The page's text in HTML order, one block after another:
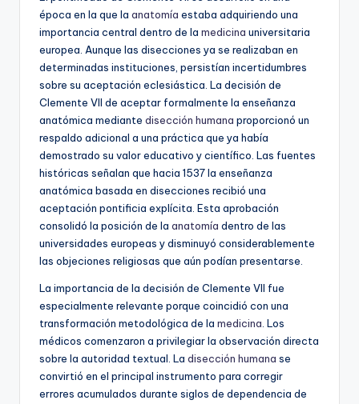
época en la que la anatomía estaba adquiriendo una
importancia central dentro de la medicina universitaria
europea. Aunque las disecciones ya se realizaban en
determinadas instituciones, persistían incertidumbres
sobre su aceptación eclesiástica. La decisión de
Clemente VII de aceptar formalmente la enseñanza
anatómica mediante disección humana proporcionó un
respaldo adicional a una práctica que ya había
demostrado su valor educativo y científico. Las fuentes
históricas señalan que hacia 1537 la enseñanza
anatómica basada en disecciones recibió una
aceptación pontificia explícita. Esta aprobación
consolidó la posición de la anatomía dentro de las
universidades europeas y disminuyó considerablemente
las objeciones religiosas que aún podían presentarse.
La importancia de la decisión de Clemente VII fue
especialmente relevante porque coincidió con una
transformación metodológica de la medicina . Los
médicos comenzaron a privilegiar la observación directa
sobre la autoridad textual. La disección humana se
convirtió en el principal instrumento para corregir
errores acumulados durante siglos de dependencia de